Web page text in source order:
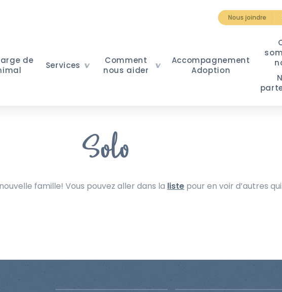
Nous joindre
de
Services
Comment
nous aider
Accompagnement
Adoption
Solo
famille! Vous pouvez aller dans la liste pour en voir d’autres